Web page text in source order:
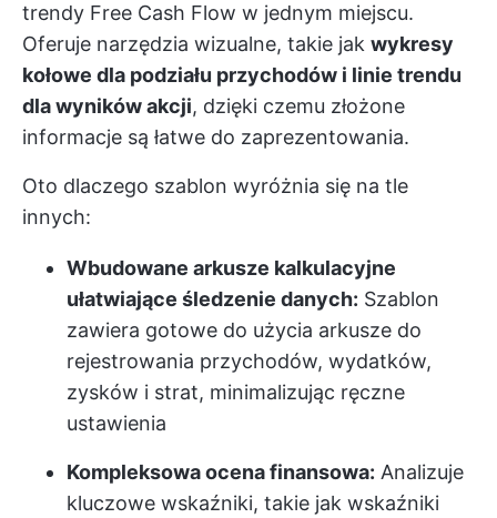
trendy Free Cash Flow w jednym miejscu.
Oferuje narzędzia wizualne, takie jak wykresy
kołowe dla podziału przychodów i linie trendu
dla wyników akcji, dzięki czemu złożone
informacje są łatwe do zaprezentowania.
Oto dlaczego szablon wyróżnia się na tle
innych:
Wbudowane arkusze kalkulacyjne
ułatwiające śledzenie danych: Szablon
zawiera gotowe do użycia arkusze do
rejestrowania przychodów, wydatków,
zysków i strat, minimalizując ręczne
ustawienia
Kompleksowa ocena finansowa: Analizuje
kluczowe wskaźniki, takie jak wskaźniki